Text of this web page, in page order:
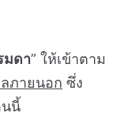
มดา” ให้เข้าตาม
ภายนอก ซึ่ง
นนี้